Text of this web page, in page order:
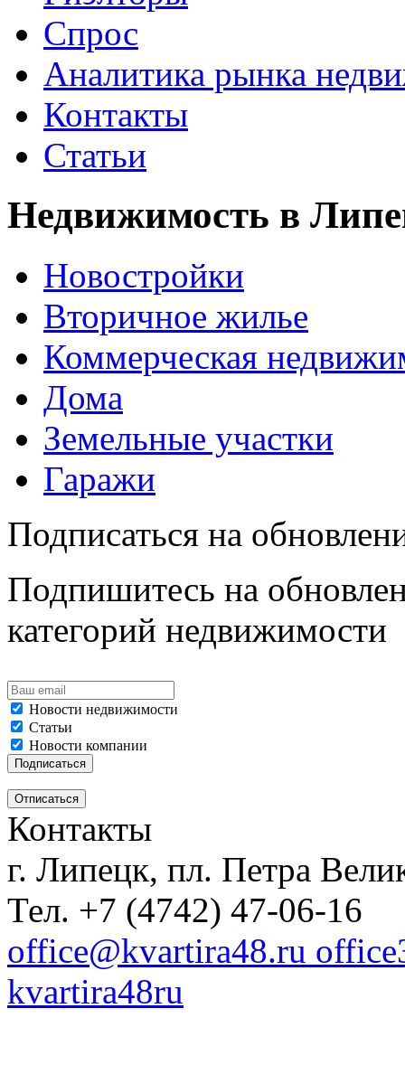
Спрос
Аналитика рынка
Контакты
Статьи
Недвижимость в
Новостройки
Вторичное жилье
Коммерческая
Дома
Земельные участки
Гаражи
Подписаться на
Подпишитесь на
категорий недвижимости
Новости недвижимости
Статьи
Новости компании
Контакты
г. Липецк, пл. Петра
Тел. +7 (4742) 47-06-16
office@kvartira48.ru
kvartira48ru